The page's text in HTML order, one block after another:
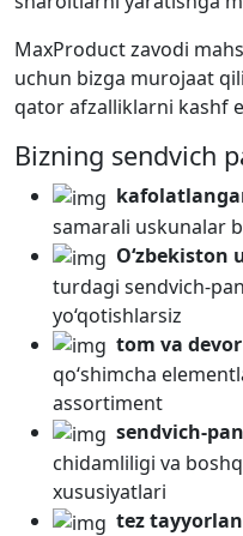
MaxProduct zavodi
uchun bizga murojaat
qator afzalliklarni kashf
Bizning sendvich
samarali uskunalar
turdagi sendvich-
yo‘qotishlarsiz
tom va
qo‘shimcha
assortiment
sendvich-
chidamliligi va
xususiyatlari
tez